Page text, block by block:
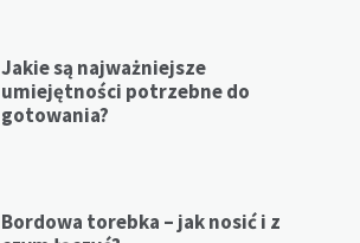
Jakie są najważniejsze
umiejętności potrzebne do
gotowania?
Bordowa torebka – jak nosić i z